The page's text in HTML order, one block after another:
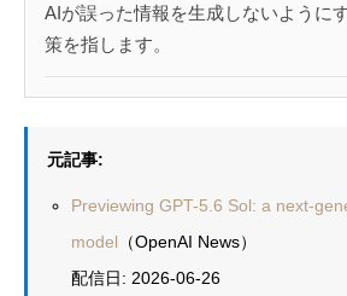
AIが誤った情報を生成しないように
策を指します。
元記事:
Previewing GPT-5.6 Sol: a next-
model （OpenAI News）
配信日: 2026-06-26